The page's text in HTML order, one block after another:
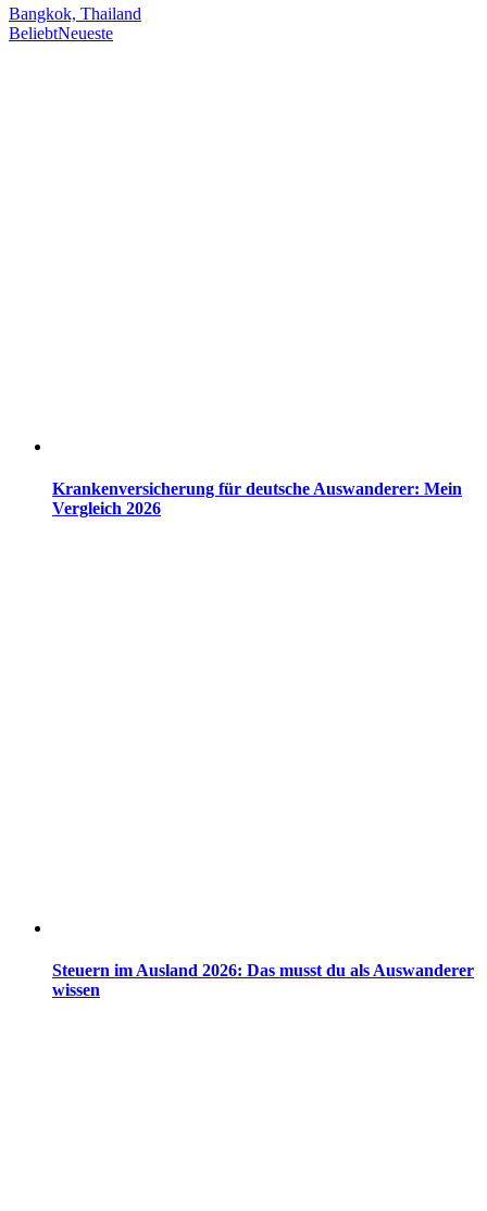
Bangkok, Thailand
BeliebtNeueste
Krankenversicherung für deutsche Auswanderer: Mein
Vergleich 2026
Steuern im Ausland 2026: Das musst du als Auswanderer
wissen